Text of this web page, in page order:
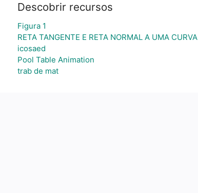
Descobrir recursos
Figura 1
RETA TANGENTE E RETA NORMAL A UMA CURVA
icosaed
Pool Table Animation
trab de mat